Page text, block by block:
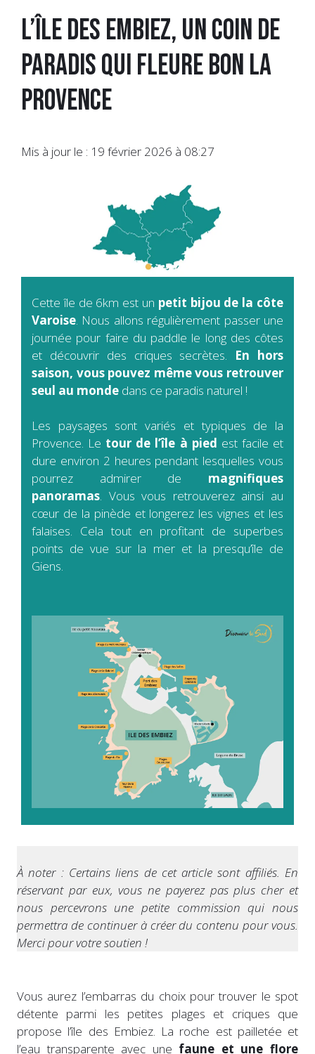
L’ÎLE DES EMBIEZ, UN COIN DE
PARADIS QUI FLEURE BON LA
PROVENCE
Mis à jour le : 19 février 2026 à 08:27
Cette île de 6km est un petit bijou de la côte
Varoise . Nous allons régulièrement passer une
journée pour faire du paddle le long des côtes
et découvrir des criques secrètes. En hors
saison, vous pouvez même vous retrouver
seul au monde dans ce paradis naturel !
Les paysages sont variés et typiques de la
Provence. Le tour de l’île à pied est facile et
dure environ 2 heures pendant lesquelles vous
pourrez admirer de magnifiques
panoramas. Vous vous retrouverez ainsi au
cœur de la pinède et longerez les vignes et les
falaises. Cela tout en profitant de superbes
points de vue sur la mer et la presqu’île de
Giens.
À noter : Certains liens de cet article sont affiliés. En
réservant par eux, vous ne payerez pas plus cher et
nous percevrons une petite commission qui nous
permettra de continuer à créer du contenu pour vous.
Merci pour votre soutien !
Vous aurez l’embarras du choix pour trouver le spot
détente parmi les petites plages et criques que
propose l’île des Embiez. La roche est pailletée et
l’eau transparente avec une faune et une flore